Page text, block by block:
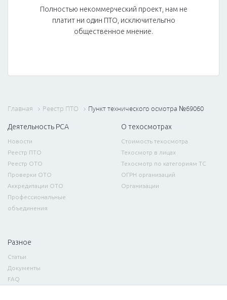
Полностью некоммерческий проект, нам не
платит ни один ПТО, исключительгно
общественное мнение.
Главная Реестр ПТО Пункт технического осмотра №69060
Деятельность РСА
Новости
Реестр ПТО
Реестр ОТО
Проверки ОТО
Аккредитации ОТО
Профессиональные
объединения
О техосмотрах
Стоимость техосмотра
Техосмотр в лицах
Техосмотр по категориям ТС
ОГРН организаций
Организации
Разное
Статьи
Документы
FAQ